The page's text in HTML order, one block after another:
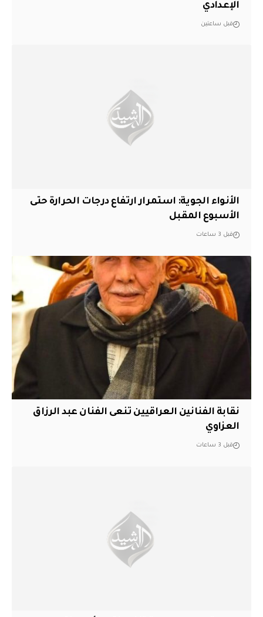
الإعدادي
قبل ساعتين
الأنواء الجوية: استمرار ارتفاع درجات الحرارة حتى
الأسبوع المقبل
قبل 3 ساعات
نقابة الفنانين العراقيين تنعى الفنان عبد الرزاق
العزاوي
قبل 3 ساعات